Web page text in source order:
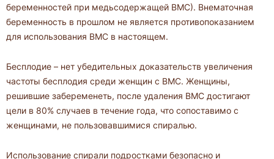
беременностей при медьсодержащей ВМС). Внематочная
беременность в прошлом не является противопоказанием
для использования ВМС в настоящем.
Бесплодие – нет убедительных доказательств увеличения
частоты бесплодия среди женщин с ВМС. Женщины,
решившие забеременеть, после удаления ВМС достигают
цели в 80% случаев в течение года, что сопоставимо с
женщинами, не пользовавшимися спиралью.
Использование спирали подростками безопасно и